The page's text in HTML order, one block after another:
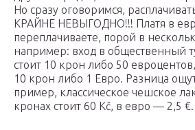
Но сразу оговоримся,
КРАЙНЕ НЕВЫГОДНО!!! Платя в
переплачиваете, порой в
например: вход в общественный
стоит 10 крон либо 50
10 крон либо 1 Евро. Разница
пример, классическое чешское
кронах стоит 60 Kč, в евро — 2,5 €.